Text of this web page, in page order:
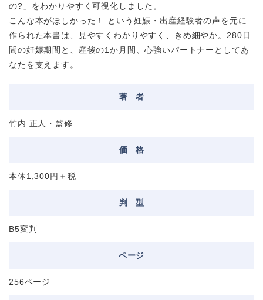
の?」をわかりやすく可視化しました。
こんな本がほしかった！ という妊娠・出産経験者の声を元に
作られた本書は、見やすくわかりやすく、きめ細やか。280日
間の妊娠期間と、産後の1か月間、心強いパートナーとしてあ
なたを支えます。
著 者
竹内 正人・監修
価 格
本体1,300円＋税
判 型
B5変判
ページ
256ページ